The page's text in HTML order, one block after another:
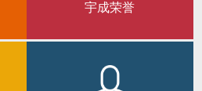
宇成荣誉